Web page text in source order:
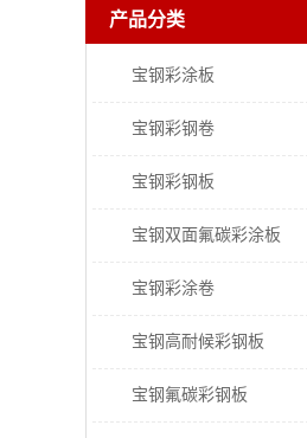
产品分类
宝钢彩涂板
宝钢彩钢卷
宝钢彩钢板
宝钢双面氟碳彩涂板
宝钢彩涂卷
宝钢高耐候彩钢板
宝钢氟碳彩钢板